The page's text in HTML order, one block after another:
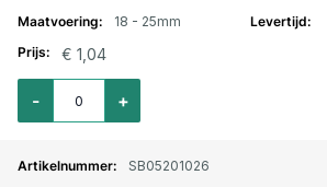
18 - 25mm
€ 1,04
Aantal voor Slangklem Jubilee verzinkt 18-25mm
+
-
SB05201026